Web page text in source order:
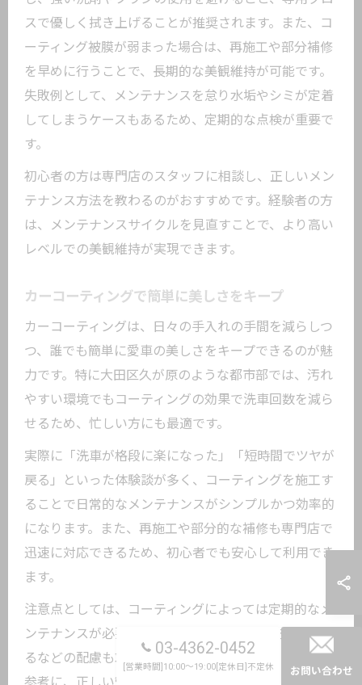
スで優しく拭き上げることが推奨されます。また、コ
ーティング被膜が弱まった場合は、再施工や部分補修
を早めに行うことで、長期的な美観維持が可能です。
失敗例として、メンテナンスを怠り水垢やシミが定着
してしまうケースもあるため、定期的な点検が重要で
す。
初心者の方は専門店のスタッフに相談し、正しいメン
テナンス方法を教わるのがおすすめです。経験者の方
は、メンテナンスサイクルを見直すことで、より高い
レベルでの美観維持が実現できます。
カーコーティングで簡単に美しさをキープ
カーコーティングは、日々の手入れの手間を減らしつ
つ、誰でも簡単に愛車の美しさをキープできるのが魅
力です。特に大田区久が原のような都市部では、汚れ
やすい環境でもコーティングの効果で洗車回数を減ら
せるため、忙しい方にも最適です。
実際に「洗車が格段に楽になった」「短時間でツヤが
戻る」といった体験談が多く、コーティングを施工す
ることで日常的なメンテナンスがシンプルかつ効率的
になります。また、再施工や部分的な補修も専門店で
迅速に対応できるため、初心者でも安心して利用でき
ます。
注意点としては、コーティングによっては定期的なメ
ンテナンスが必要な場合や、施工後すぐの洗車を避け
るなどの配慮も求められます。専門店のアドバイスを
03-4362-0452
[営業時間]10:00～19:00[定休日]不定休 お問い合わせ